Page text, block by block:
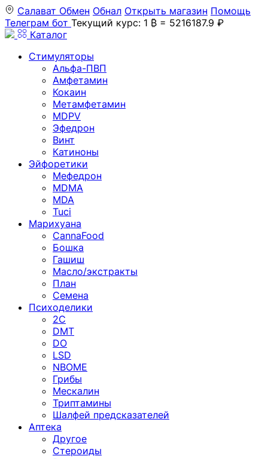
Салават Обмен Обнал Открыть магазин Помощь
Телеграм бот Текущий курс: 1 ₿ = 5216187.9 ₽
Каталог
Стимуляторы
Альфа-ПВП
Амфетамин
Кокаин
Метамфетамин
MDPV
Эфедрон
Винт
Катиноны
Эйфоретики
Мефедрон
MDMA
MDA
Tuci
Марихуана
CannaFood
Бошка
Гашиш
Масло/экстракты
План
Семена
Психоделики
2C
DMT
DO
LSD
NBOME
Грибы
Мескалин
Триптамины
Шалфей предсказателей
Аптека
Другое
Стероиды